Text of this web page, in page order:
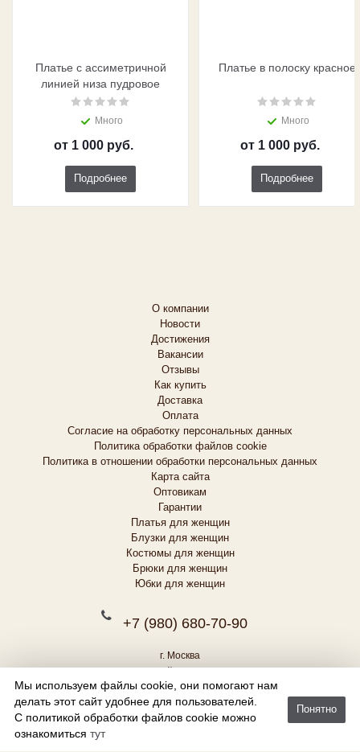
Платье с ассиметричной
линией низа пудровое
Много
от 1 000 руб.
Подробнее
Платье в полоску красное
Много
от 1 000 руб.
Подробнее
О компании
Новости
Достижения
Вакансии
Отзывы
Как купить
Доставка
Оплата
Согласие на обработку персональных данных
Политика обработки файлов cookie
Политика в отношении обработки персональных данных
Карта сайта
Оптовикам
Гарантии
Платья для женщин
Блузки для женщин
Костюмы для женщин
Брюки для женщин
Юбки для женщин
+7 (980) 680-70-90
г. Москва
odis.ivanovo@mail.ru
Пн.-Вс. 10:00–20:00
2026 ©
Мы используем файлы cookie, они помогают нам
делать этот сайт удобнее для пользователей.
С политикой обработки файлов cookie можно
ознакомиться тут
Понятно